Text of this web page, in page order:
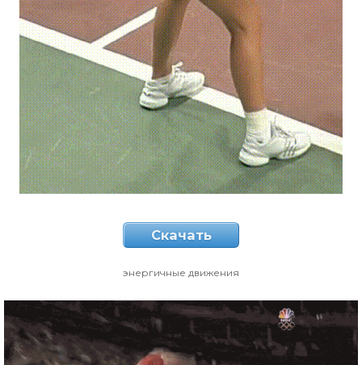
Скачать
энергичные движения